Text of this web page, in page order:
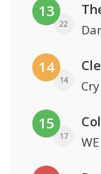
13
22
14
14
15
17